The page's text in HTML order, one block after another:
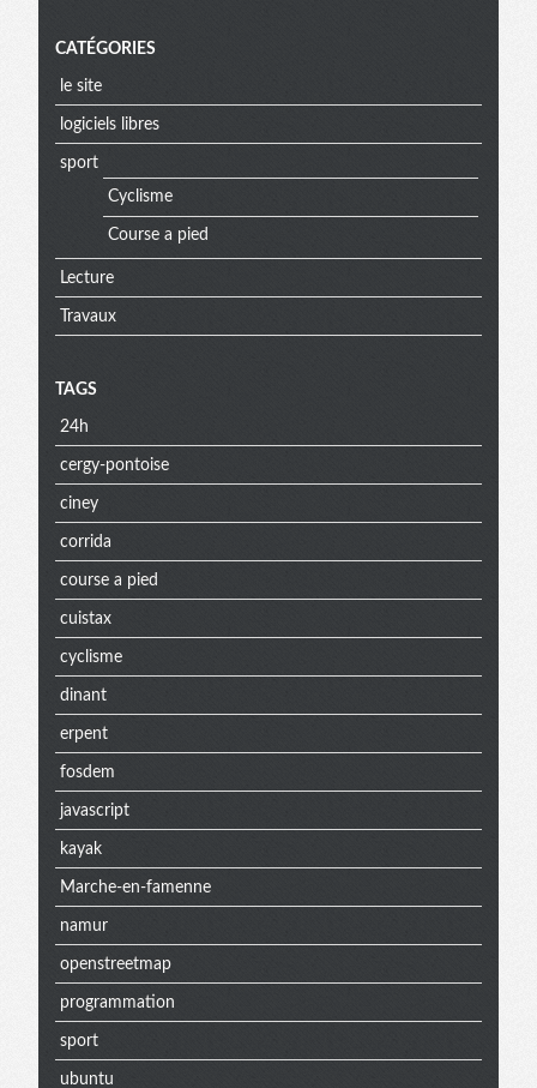
CATÉGORIES
le site
logiciels libres
sport
Cyclisme
Course a pied
Lecture
Travaux
TAGS
24h
cergy-pontoise
ciney
corrida
course a pied
cuistax
cyclisme
dinant
erpent
fosdem
javascript
kayak
Marche-en-famenne
namur
openstreetmap
programmation
sport
ubuntu